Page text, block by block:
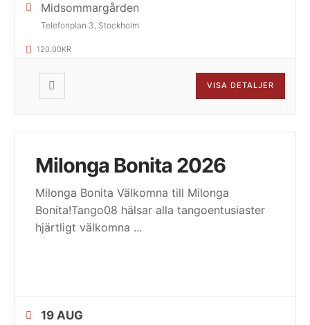
Midsommargården
Telefonplan 3, Stockholm
120.00KR
VISA DETALJER
Milonga Bonita 2026
Milonga Bonita Välkomna till Milonga
Bonita!Tango08 hälsar alla tangoentusiaster
hjärtligt välkomna ...
19 AUG